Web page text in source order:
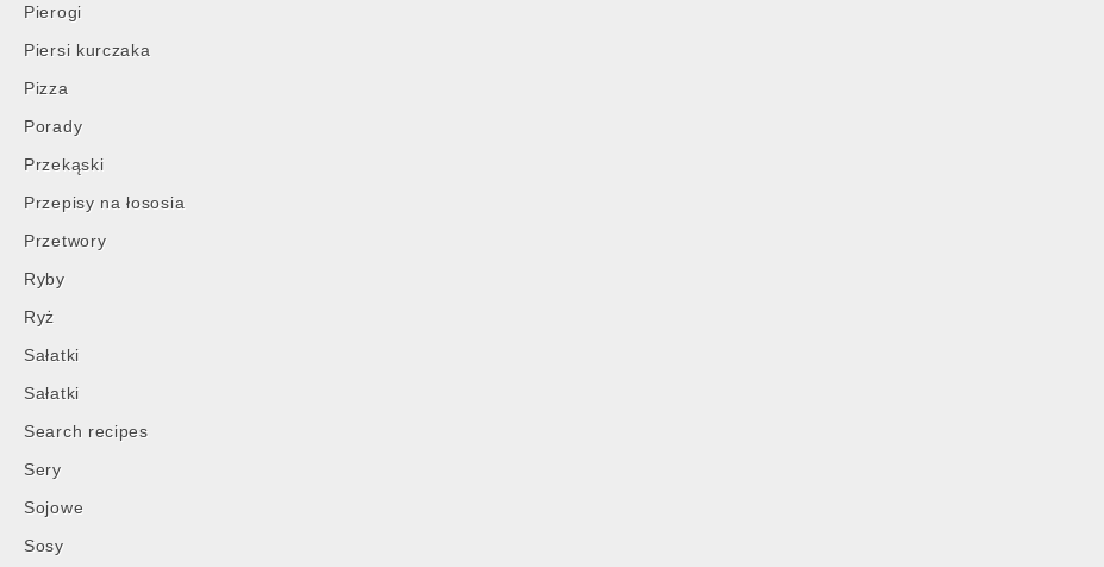
Pierogi
Piersi kurczaka
Pizza
Porady
Przekąski
Przepisy na łososia
Przetwory
Ryby
Ryż
Sałatki
Sałatki
Search recipes
Sery
Sojowe
Sosy